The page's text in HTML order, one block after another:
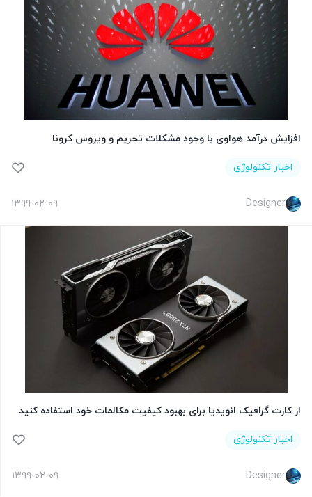
افزایش درآمد هواوی با وجود مشکلات تحریم و ویروس کرونا
اخبار تکنولوژی
Designer ۱۳۹۹-۰۲-۰۹
از کارت گرافیک انویدیا برای بهبود کیفیت مکالمات خود استفاده کنید
اخبار تکنولوژی
Designer ۱۳۹۹-۰۲-۰۹